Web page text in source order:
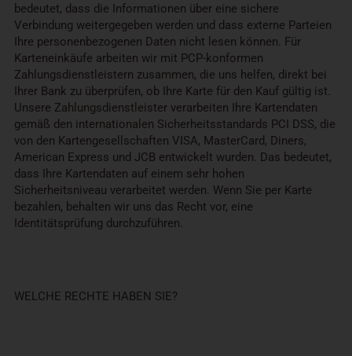
bedeutet, dass die Informationen über eine sichere
Verbindung weitergegeben werden und dass externe Parteien
Ihre personenbezogenen Daten nicht lesen können. Für
Karteneinkäufe arbeiten wir mit PCP-konformen
Zahlungsdienstleistern zusammen, die uns helfen, direkt bei
Ihrer Bank zu überprüfen, ob Ihre Karte für den Kauf gültig ist.
Unsere Zahlungsdienstleister verarbeiten Ihre Kartendaten
gemäß den internationalen Sicherheitsstandards PCI DSS, die
von den Kartengesellschaften VISA, MasterCard, Diners,
American Express und JCB entwickelt wurden. Das bedeutet,
dass Ihre Kartendaten auf einem sehr hohen
Sicherheitsniveau verarbeitet werden. Wenn Sie per Karte
bezahlen, behalten wir uns das Recht vor, eine
Identitätsprüfung durchzuführen.
WELCHE RECHTE HABEN SIE?